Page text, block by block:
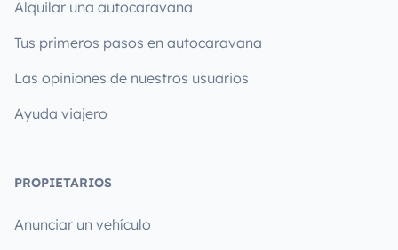
Alquilar una autocaravana
Tus primeros pasos en autocaravana
Las opiniones de nuestros usuarios
Ayuda viajero
PROPIETARIOS
Anunciar un vehículo